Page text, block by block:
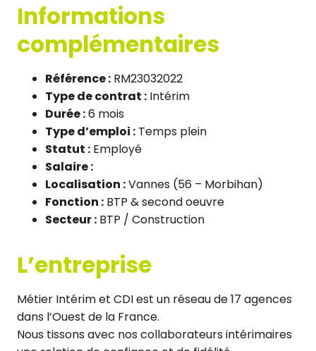
Informations
complémentaires
Référence : RM23032022
Type de contrat : Intérim
Durée :6 mois
Type d’emploi : Temps plein
Statut : Employé
Salaire :
Localisation :Vannes (56 – Morbihan)
Fonction : BTP & second oeuvre
Secteur : BTP / Construction
L’entreprise
Métier Intérim et CDI est un réseau de 17 agences
dans l’Ouest de la France.
Nous tissons avec nos collaborateurs intérimaires